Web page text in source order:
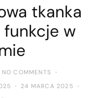
tkanka
funkcje w
NO COMMENTS
24 MARCA 2025